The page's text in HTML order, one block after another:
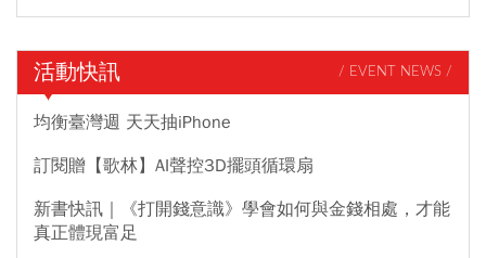
活動快訊 / EVENT NEWS /
均衡臺灣週 天天抽iPhone
訂閱贈【歌林】AI聲控3D擺頭循環扇
新書快訊｜《打開錢意識》學會如何與金錢相處，才能
真正體現富足